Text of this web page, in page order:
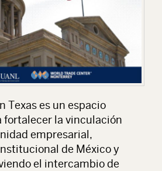
Texas es un espacio
fortalecer la vinculación
empresarial,
de México y
el intercambio de